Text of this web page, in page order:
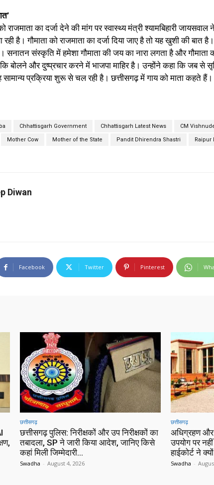
को राजमाता का दर्जा देने की मांग पर स्वास्थ्य मंत्री श्यामबिहारी
है। गौमाता को राजमाता का दर्जा दिया जाए है तो यह खुशी की बात
सनातन संस्कृति में हमेशा गौमाता की जय का नारा लगता है और
बोलने और दुष्प्रचार करने में भाजपा माहिर है। उन्होंने कहा कि जब से
सामान्य प्रक्रिया शुरू से चल रही है। छत्तीसगढ़ में गाय को माता कहते हैं।
Chhattisgarh Government Chhattisgarh Latest News CM
Mother Cow Mother of the State Pandit Dhirendra Shastri Raipur
Diwan
Facebook Twitter Pinterest
छत्तीसगढ़
छत्तीसगढ़ पुलिस: निरीक्षकों और उप निरीक्षकों का
तबादला, SP ने जारी किया आदेश, जानिए किसे
कहां मिली जिम्मेदारी…
Swadha - August 4, 2026
छत्तीसगढ़
अधिग्रहण और
उपयोग पर
हाईकोर्ट ने
Swadha -